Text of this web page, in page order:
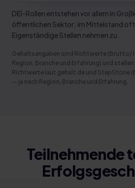
DEI-Rollen entstehen vor allem in
öffentlichen Sektor; im Mittelstand oft
Eigenständige Stellen nehmen zu.
Gehaltsangaben sind Richtwerte (Brutto/
Region, Branche und Erfahrung) und
Richtwerte laut gehalt.de und StepStone
— je nach Region, Branche und Erfahrung.
Teilnehmende